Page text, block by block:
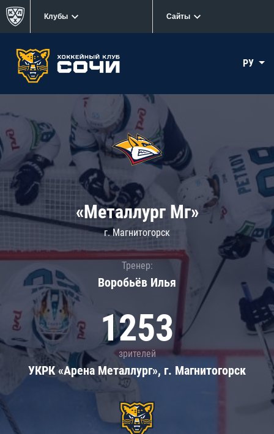
Клубы Сайты
РУ
«Металлург Мг»
г. Магнитогорск
Тренер:
Воробьёв Илья
1253
зрителей
УКРК «Арена Металлург», г. Магнитогорск